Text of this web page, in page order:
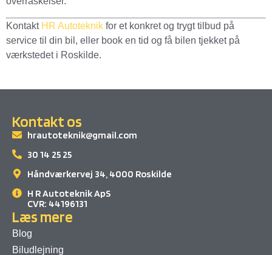
Kontakt HR Autoteknik for et konkret og trygt tilbud på
service til din bil, eller book en tid og få bilen tjekket på
værkstedet i Roskilde.
Kontakt os
hrautoteknik@gmail.com
30 14 25 25
Håndværkervej 34, 4000 Roskilde
H R Autoteknik ApS
CVR: 44196131
Læs mere
Blog
Biludlejning